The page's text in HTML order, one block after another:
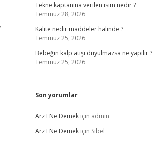
Tekne kaptanına verilen isim nedir ?
Temmuz 28, 2026
Kalite nedir maddeler halinde ?
Temmuz 25, 2026
Bebeğin kalp atışı duyulmazsa ne yapılır ?
Temmuz 25, 2026
Son yorumlar
Arz I Ne Demekiçin admin
Arz I Ne Demekiçin Sibel